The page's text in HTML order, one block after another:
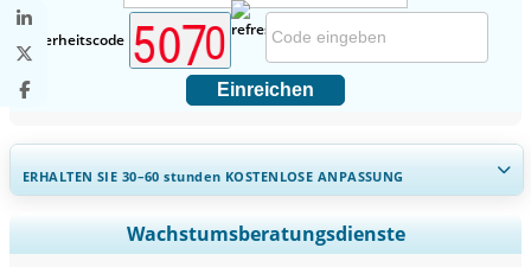
Sicherheitscode
Einreichen
ERHALTEN SIE 30–60stunden KOSTENLOSE ANPASSUNG
Regionale und länderspezifische Abdeckung erweitern,
Segmentanalyse, Unternehmensprofile, Wettbewerbs-
Wachstumsberatungsdienste